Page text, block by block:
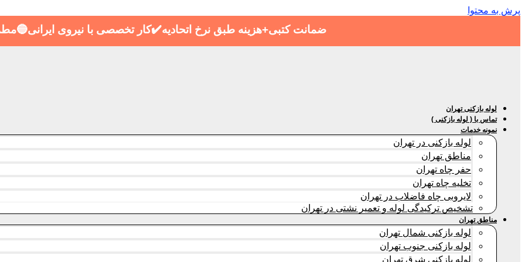
پرش به محتوا
ضمانت کتبی+هزینه طبق نرخ اتحادیه✔️کار تخصصی با نیروی
لوله بازکنی تهران
تماس با ( لوله بازکنی )
نمونه خدمات
لوله بازکنی در تهران
مناطق تهران
حفر چاه تهران
تخلیه چاه تهران
لایروبی چاه فاضلاب در تهران
تشخیص ترکیدگی لوله و تعمیر نشتی در تهران
مناطق تهران
لوله بازکنی شمال تهران
لوله بازکنی جنوب تهران
لوله بازکنی شرق تهران